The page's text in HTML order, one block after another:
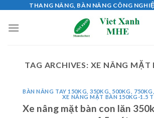
content
THANG NÂNG, BÀN NÂNG CÔNG
TAG ARCHIVES: XE NÂNG MẶT
BÀN NÂNG TAY 150KG, 350KG, 500KG,
XE NÂNG MẶT BÀN 150KG-1.5
Xe nâng mặt bàn con lăn